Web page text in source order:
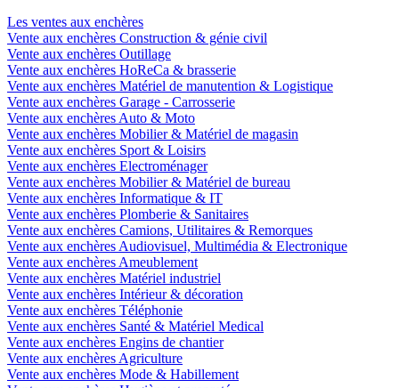
Les ventes aux enchères
Vente aux enchères Construction & génie civil
Vente aux enchères Outillage
Vente aux enchères HoReCa & brasserie
Vente aux enchères Matériel de manutention & Logistique
Vente aux enchères Garage - Carrosserie
Vente aux enchères Auto & Moto
Vente aux enchères Mobilier & Matériel de magasin
Vente aux enchères Sport & Loisirs
Vente aux enchères Electroménager
Vente aux enchères Mobilier & Matériel de bureau
Vente aux enchères Informatique & IT
Vente aux enchères Plomberie & Sanitaires
Vente aux enchères Camions, Utilitaires & Remorques
Vente aux enchères Audiovisuel, Multimédia & Electronique
Vente aux enchères Ameublement
Vente aux enchères Matériel industriel
Vente aux enchères Intérieur & décoration
Vente aux enchères Téléphonie
Vente aux enchères Santé & Matériel Medical
Vente aux enchères Engins de chantier
Vente aux enchères Agriculture
Vente aux enchères Mode & Habillement